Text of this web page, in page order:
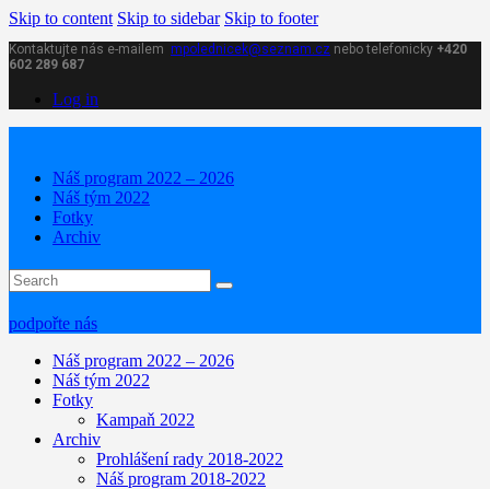
Skip to content Skip to sidebar Skip to footer
Kontaktujte nás e-mailem mpolednicek@seznam.cz nebo telefonicky +420
602 289 687
Log in
Náš program 2022 – 2026
Náš tým 2022
Fotky
Archiv
podpořte nás
Náš program 2022 – 2026
Náš tým 2022
Fotky
Kampaň 2022
Archiv
Prohlášení rady 2018-2022
Náš program 2018-2022